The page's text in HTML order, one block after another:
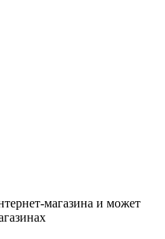
магазина и может